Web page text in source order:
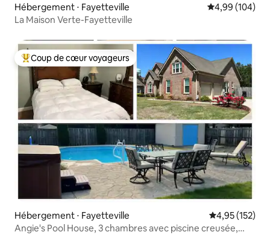
Hébergement ⋅ Fayetteville Évaluation
4,99 (104)
La Maison Verte-Fayetteville
Coups de cœur voyageurs les plus appréciés
Coup de cœur voyageurs
Hébergement ⋅ Fayetteville Évaluation
4,95 (152)
Angie's Pool House, 3 chambres avec piscine creusée,